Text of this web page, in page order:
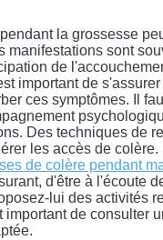
la grossesse
sont
de
important de
ces symptômes. Il
Des techniques de
les accès de
de colère pendant
d'être à l'écoute
lui des activités
de consulter